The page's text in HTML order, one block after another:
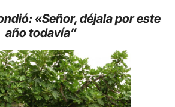
«Señor, déjala por este
año todavía”